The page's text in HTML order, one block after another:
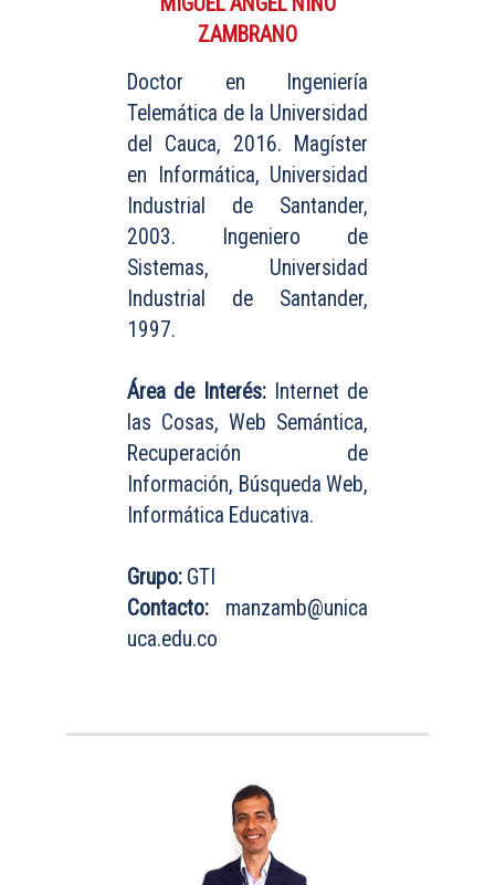
ZAMBRANO
Doctor en Ingeniería
Telemática de la Universidad
del Cauca, 2016. Magíster
en Informática, Universidad
Industrial de Santander,
2003. Ingeniero de
Sistemas, Universidad
Industrial de Santander,
1997.
Área de Interés:Internet de
las Cosas, Web Semántica,
Recuperación de
Información, Búsqueda Web,
Informática Educativa.
Grupo: GTI
Contacto:
manzamb@unica
uca.edu.co